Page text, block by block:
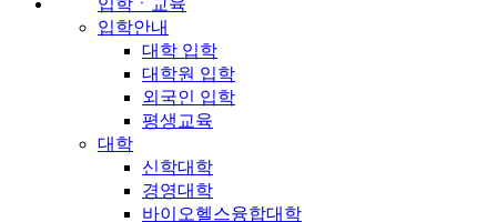
입학안내
대학 입학
대학원 입학
외국인 입학
평생교육
대학
신학대학
경영대학
바이오헬스융합대학